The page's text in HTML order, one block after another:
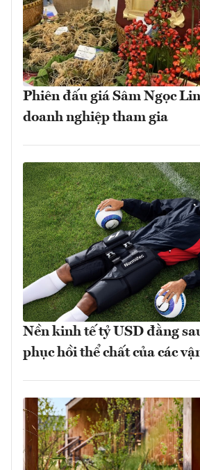
Phiên đấu giá Sâm Ngọc
doanh nghiệp tham gia
Nền kinh tế tỷ USD đằng
phục hồi thể chất của các